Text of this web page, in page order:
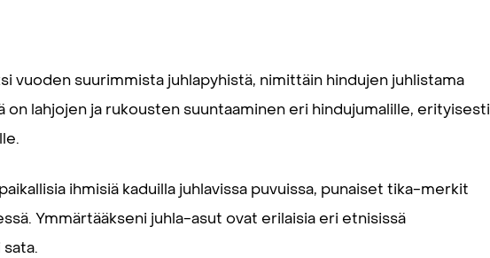
vuoden suurimmista juhlapyhistä, nimittäin hindujen juhlistama
on lahjojen ja rukousten suuntaaminen eri hindujumalille, erityisesti
ihmisiä kaduilla juhlavissa puvuissa, punaiset tika-merkit
Ymmärtääkseni juhla-asut ovat erilaisia eri etnisissä